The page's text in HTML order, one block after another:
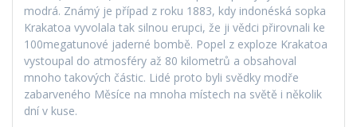
modrá. Známý je případ z roku 1883, kdy indonéská sopka
Krakatoa vyvolala tak silnou erupci, že ji vědci přirovnali ke
100megatunové jaderné bombě. Popel z exploze Krakatoa
vystoupal do atmosféry až 80 kilometrů a obsahoval
mnoho takových částic. Lidé proto byli svědky modře
zabarveného Měsíce na mnoha místech na světě i několik
dní v kuse.